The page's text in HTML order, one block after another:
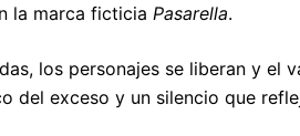
la marca ficticia Pasarella.
los personajes se liberan y el
del exceso y un silencio que